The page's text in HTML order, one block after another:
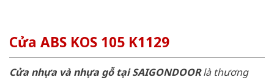
Cửa ABS KOS 105 K1129
Cửa nhựa và nhựa gỗ tại SAIGONDOORlà thương